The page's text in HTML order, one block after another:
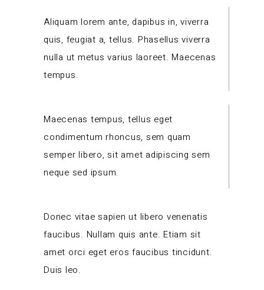
Aliquam lorem ante, dapibus in, viverra
quis, feugiat a, tellus. Phasellus viverra
nulla ut metus varius laoreet. Maecenas
tempus.
Maecenas tempus, tellus eget
condimentum rhoncus, sem quam
semper libero, sit amet adipiscing sem
neque sed ipsum.
Donec vitae sapien ut libero venenatis
faucibus. Nullam quis ante. Etiam sit
amet orci eget eros faucibus tincidunt.
Duis leo.